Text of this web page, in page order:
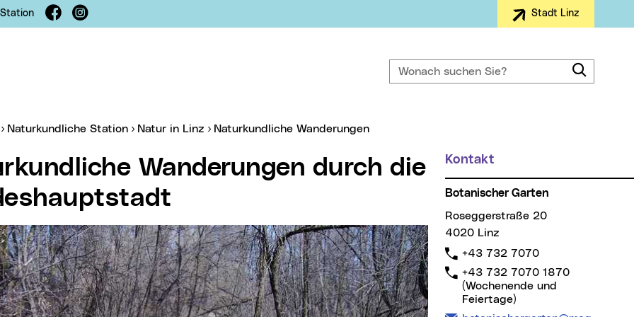
Facebook
Instagram Stadt Linz
Wonach suchen Sie?
Naturkundliche Station Natur in Linz Naturkundliche Wanderungen
Kontakt
Botanischer Garten
Roseggerstraße 20
4020 Linz
Telefon:
+43 732 7070
Telefon:
+43 732 7070 1870
(Wochenende und
Feiertage)